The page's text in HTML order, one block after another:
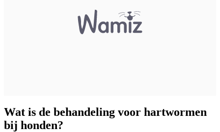
Wat is de behandeling voor hartwormen
bij honden?